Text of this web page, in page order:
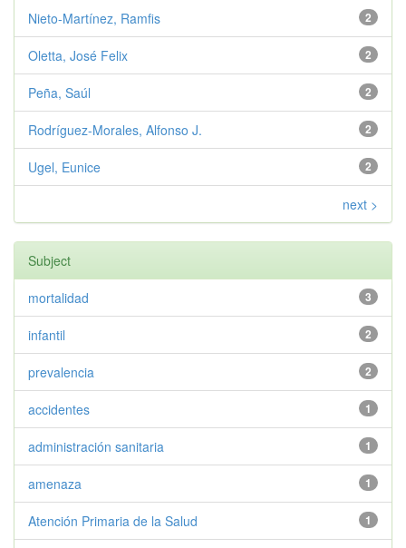
2
Nieto-Martínez, Ramfis
2
Oletta, José Felix
2
Peña, Saúl
2
Rodríguez-Morales, Alfonso J.
2
Ugel, Eunice
next >
Subject
3
mortalidad
2
infantil
2
prevalencia
1
accidentes
1
administración sanitaria
1
amenaza
1
Atención Primaria de la Salud